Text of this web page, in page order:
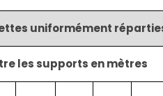
uniformément
les supports en mètres